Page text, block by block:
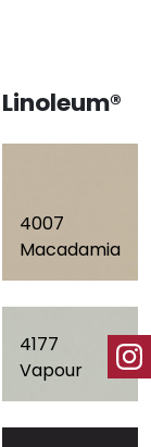
4007
Macadamia
4177
Vapour